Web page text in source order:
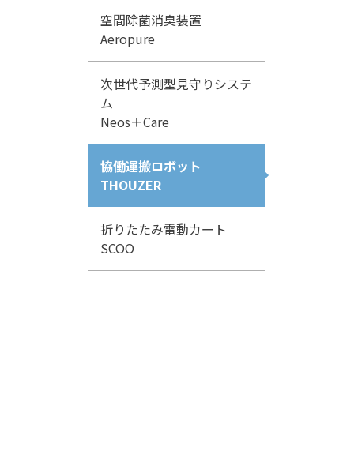
空間除菌消臭装置
Aeropure
次世代予測型見守りシステ
ム
Neos＋Care
協働運搬ロボット
THOUZER
折りたたみ電動カート
SCOO